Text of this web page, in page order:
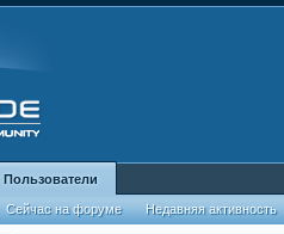
Пользователи
Сейчас на форуме Недавняя активность